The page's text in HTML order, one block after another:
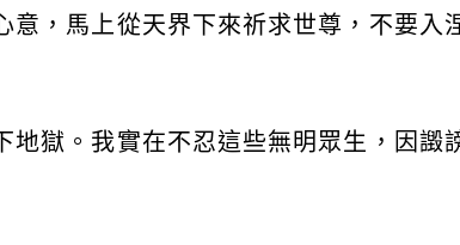
，馬上從天界下來祈求世尊，不要入
獄。我實在不忍這些無明眾生，因譭